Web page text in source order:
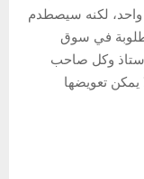
واحد، لكنه سيصطدم
في سوق
وكل صاحب
تعويضها